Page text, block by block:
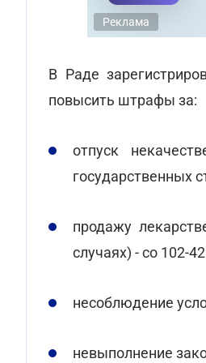
Реклама
В Раде
повысить штрафы за:
отпуск
государственных
продажу
случаях) - со 102-
несоблюдение
невыполнение